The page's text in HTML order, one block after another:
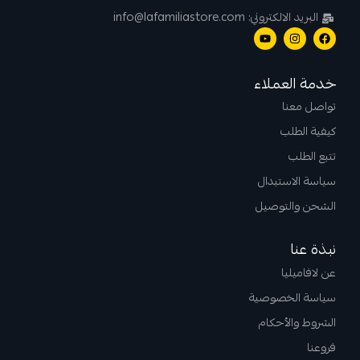
البريد الالكتروني: info@lafamiliastore.com
خدمة العملاء
تواصل معنا
كيفية الطلب
تتبع الطلب
سياسة الاستبدال
الشحن والتوصيل
نبذة عنا
عن لافاميليا
سياسة الخصوصية
الشروط والأحكام
فروعنا